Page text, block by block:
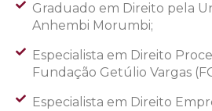
Graduado em Direito pela
Anhembi Morumbi;
Especialista em Direito
Fundação Getúlio Vargas
Especialista em Direito